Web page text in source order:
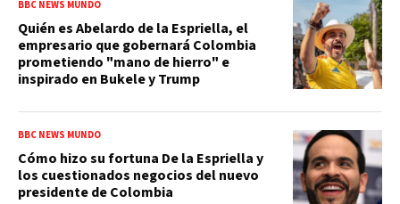
BBC NEWS MUNDO
Quién es Abelardo de la Espriella, el
empresario que gobernará Colombia
prometiendo "mano de hierro" e
inspirado en Bukele y Trump
BBC NEWS MUNDO
Cómo hizo su fortuna De la Espriella y
los cuestionados negocios del nuevo
presidente de Colombia